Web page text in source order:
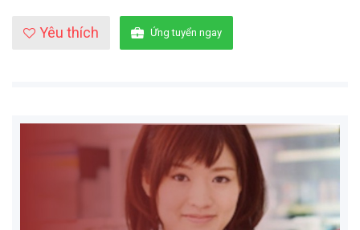
Yêu thích Ứng tuyển ngay